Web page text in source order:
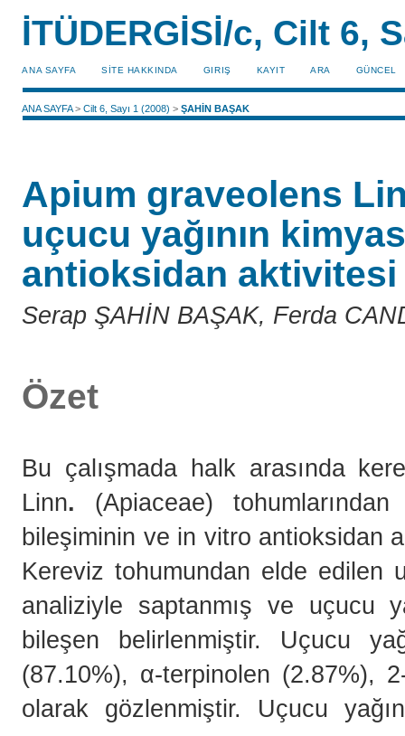
İTÜDERGİSİ/c, Cilt 6,
ANA SAYFA SİTE HAKKINDA GIRIŞ KAYIT ARA GÜNCEL
ANA SAYFA>Cilt 6, Sayı 1 (2008) >ŞAHİN BAŞAK
Apium graveolens
uçucu yağının
antioksidan aktivitesi
Serap ŞAHİN BAŞAK, Ferda
Özet
Bu çalışmada halk arasında
Linn. (Apiaceae)
bileşiminin ve in vitro antioksidan
Kereviz tohumundan elde edilen
analiziyle saptanmış ve uçucu
bileşen belirlenmiştir. Uçucu
(87.10%), α-terpinolen (2.87%),
olarak gözlenmiştir. Uçucu